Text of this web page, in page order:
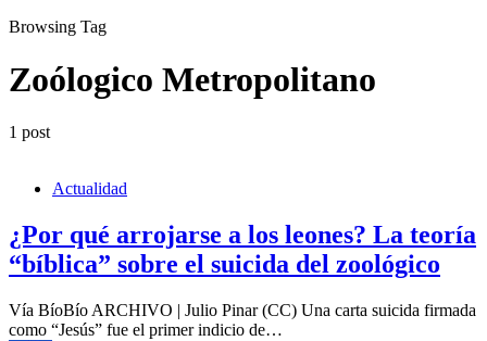
Browsing Tag
Zoólogico Metropolitano
1 post
Actualidad
¿Por qué arrojarse a los leones? La teoría
“bíblica” sobre el suicida del zoológico
Vía BíoBío ARCHIVO | Julio Pinar (CC) Una carta suicida firmada
como “Jesús” fue el primer indicio de…